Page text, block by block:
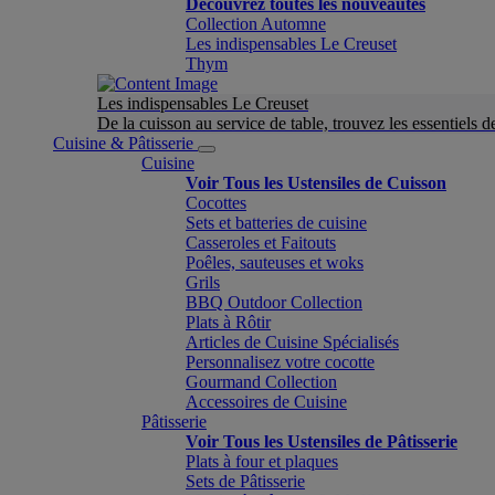
Découvrez toutes les nouveautés
Collection Automne
Les indispensables Le Creuset
Thym
Les indispensables Le Creuset
De la cuisson au service de table, trouvez les essentiels
Cuisine & Pâtisserie
Cuisine
Voir Tous les Ustensiles de Cuisson
Cocottes
Sets et batteries de cuisine
Casseroles et Faitouts
Poêles, sauteuses et woks
Grils
BBQ Outdoor Collection
Plats à Rôtir
Articles de Cuisine Spécialisés
Personnalisez votre cocotte
Gourmand Collection
Accessoires de Cuisine
Pâtisserie
Voir Tous les Ustensiles de Pâtisserie
Plats à four et plaques
Sets de Pâtisserie